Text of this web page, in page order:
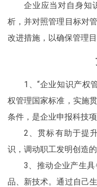
企业应当对自身知
析，并对照管理目标对
改进措施，以确保管理目
1、“企业知识产权
权管理国家标准，实施
条件，是企业申报科技项
2、贯标有助于提
识，调动职工发明创造的
3、推动企业产生
品、新技术。通过自己